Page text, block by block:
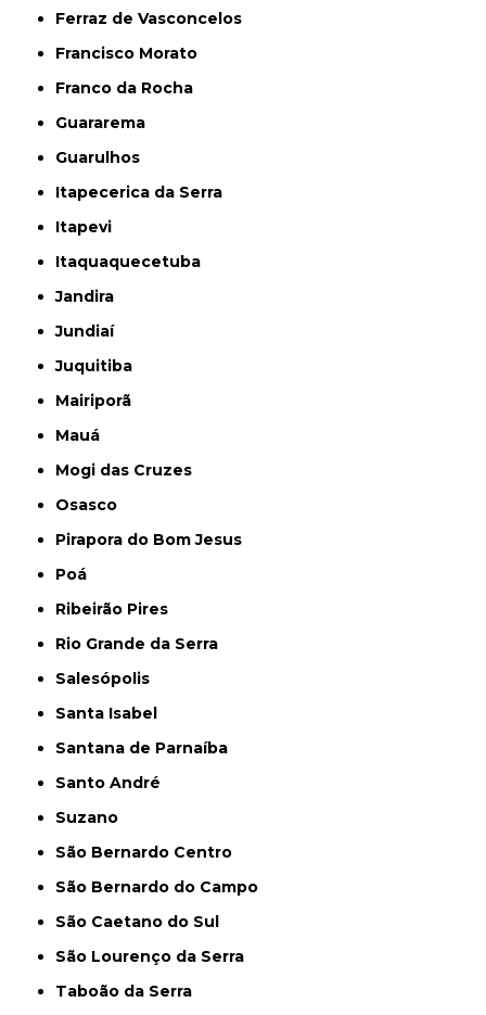
Ferraz de Vasconcelos
Francisco Morato
Franco da Rocha
Guararema
Guarulhos
Itapecerica da Serra
Itapevi
Itaquaquecetuba
Jandira
Jundiaí
Juquitiba
Mairiporã
Mauá
Mogi das Cruzes
Osasco
Pirapora do Bom Jesus
Poá
Ribeirão Pires
Rio Grande da Serra
Salesópolis
Santa Isabel
Santana de Parnaíba
Santo André
Suzano
São Bernardo Centro
São Bernardo do Campo
São Caetano do Sul
São Lourenço da Serra
Taboão da Serra